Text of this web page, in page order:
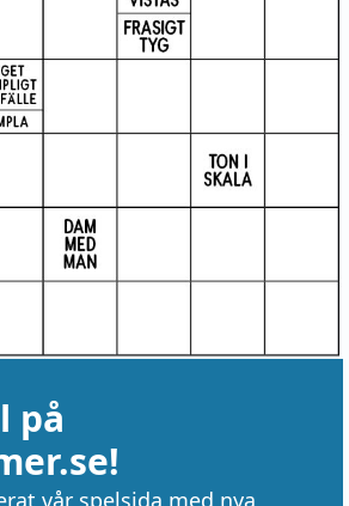
på
vår spelsida med nya